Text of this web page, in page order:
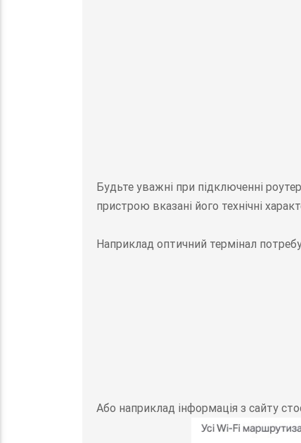
Будьте уважні при підключенні
пристрою вказані його технічні
Наприклад оптичний термінал
Або наприклад інформація з сайту